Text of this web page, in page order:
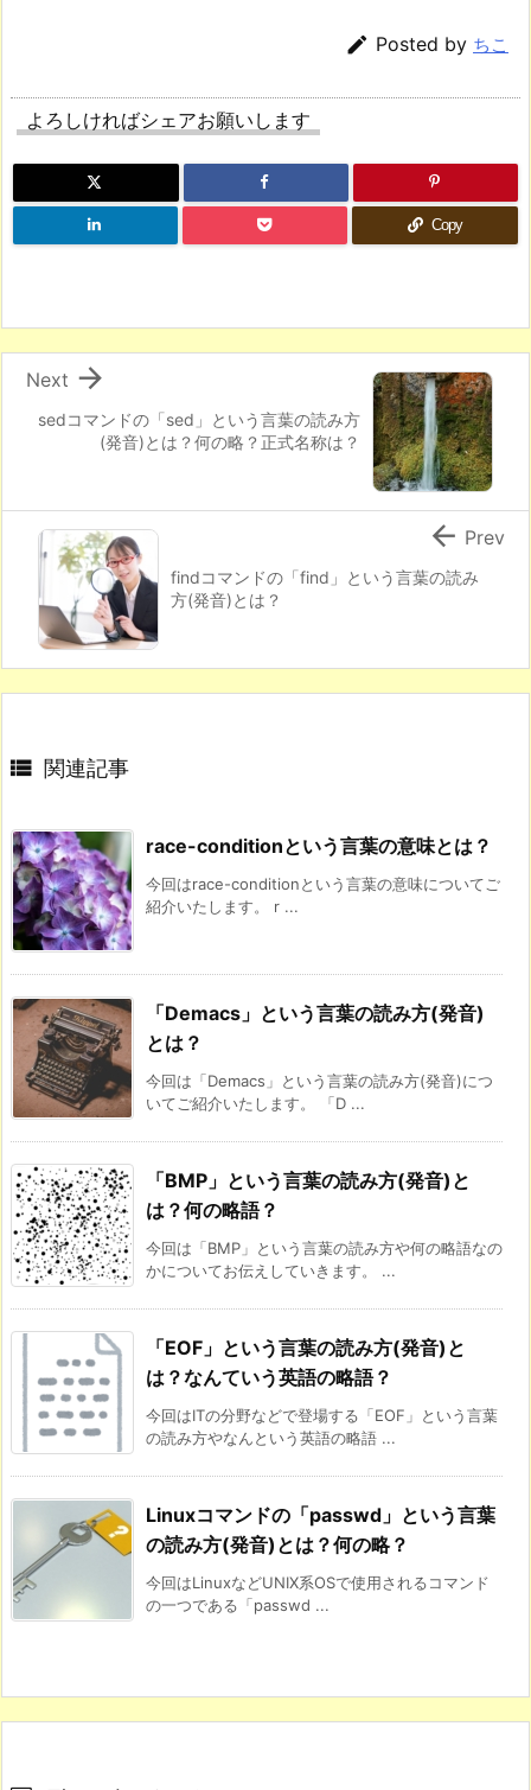
 Posted by ちこ
よろしければシェアお願いします
Copy
sedコマンドの「sed」という言葉の読み方
(発音)とは？何の略？正式名称は？

Next
findコマンドの「find」という言葉の読み
方(発音)とは？
 Prev
 関連記事
race-conditionという言葉の意味とは？
今回はrace-conditionという言葉の意味についてご
紹介いたします。 r ...
「Demacs」という言葉の読み方(発音)
とは？
今回は「Demacs」という言葉の読み方(発音)につ
いてご紹介いたします。 「D ...
「BMP」という言葉の読み方(発音)と
は？何の略語？
今回は「BMP」という言葉の読み方や何の略語なの
かについてお伝えしていきます。 ...
「EOF」という言葉の読み方(発音)と
は？なんていう英語の略語？
今回はITの分野などで登場する「EOF」という言葉
の読み方やなんという英語の略語 ...
Linuxコマンドの「passwd」という言葉
の読み方(発音)とは？何の略？
今回はLinuxなどUNIX系OSで使用されるコマンド
の一つである「passwd ...